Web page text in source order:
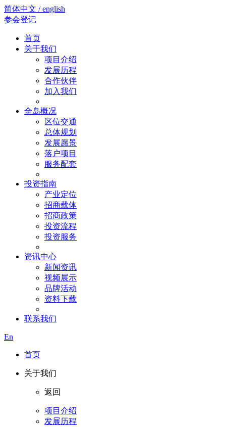
简体中文 / english
参会登记
首页
关于我们
项目介绍
发展历程
合作伙伴
加入我们
全岛概况
区位交通
总体规划
发展愿景
落户项目
服务配套
投资指南
产业定位
招商载体
招商政策
投资流程
投资服务
资讯中心
新闻资讯
视频展示
品牌活动
资料下载
联系我们
En
首页
关于我们
返回
项目介绍
发展历程